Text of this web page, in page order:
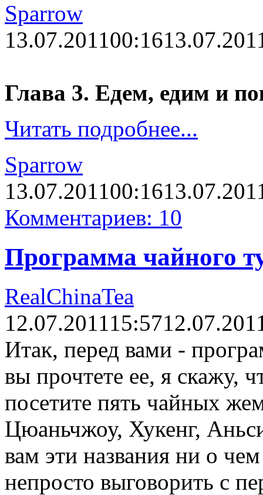
Sparrow
13.07.201100:16
Глава 3. Едем, едим и
Читать подробнее...
Sparrow
13.07.201100:16
Комментариев: 10
Программа чайного
RealChinaTea
12.07.201115:57
Итак, перед вами -
вы прочтете ее, я скажу,
посетите пять чайных
Цюаньчжоу, Хукенг,
вам эти названия ни о
непросто выговорить с